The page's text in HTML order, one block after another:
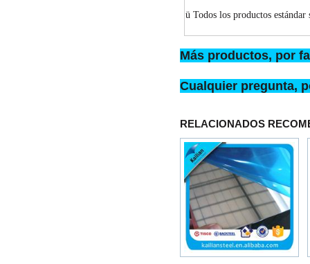
üTodos los productos
Más productos, por
Cualquier pregunta,
RELACIONADOS